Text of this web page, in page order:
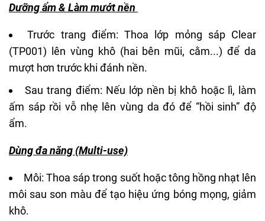
Dưỡng ẩm & Làm mướt nền
Trước trang điểm: Thoa lớp mỏng sáp Clear
(TP001) lên vùng khô (hai bên mũi, cằm...) để da
mượt hơn trước khi đánh nền.
Sau trang điểm: Nếu lớp nền bị khô hoặc lì, làm
ấm sáp rồi vỗ nhẹ lên vùng da đó để “hồi sinh” độ
ẩm.
Dùng đa năng (Multi-use)
Môi: Thoa sáp trong suốt hoặc tông hồng nhạt lên
môi sau son màu để tạo hiệu ứng bóng mọng, giảm
khô.